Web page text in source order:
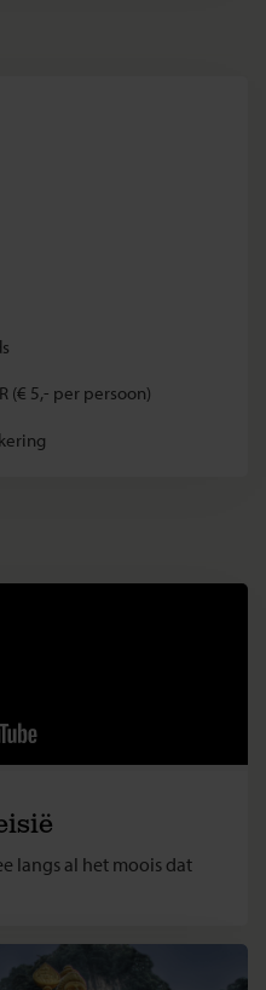
(€ 5,- per persoon)
langs al het moois dat